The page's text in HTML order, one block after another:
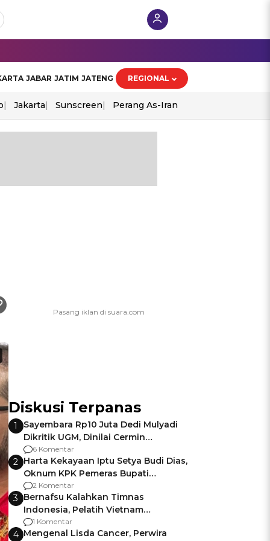
JABAR JATIM JATENG REGIONAL
Jakarta Sunscreen Perang As-Iran
Diskusi Terpanas
1
Sayembara Rp10 Juta Dedi Mulyadi
Dikritik UGM, Dinilai Cermin
Gagalnya Negara Jamin Keamanan
6 Komentar
2 Harta Kekayaan Iptu Setya Budi Dias,
Oknum KPK Pemeras Bupati
Pemalang
2 Komentar
3 Bernafsu Kalahkan Timnas
Indonesia, Pelatih Vietnam
Berencana Pakai Jimat di Pakansari
1 Komentar
4 Mengenal Lisda Cancer, Perwira